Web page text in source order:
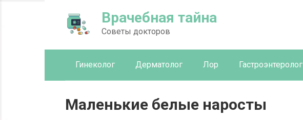
Врачебная тайна
Советы докторов
Гинеколог Дерматолог Лор Гастроэнтеролог
Маленькие белые наросты